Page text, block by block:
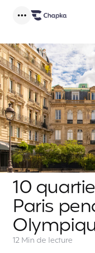
10
Paris
12 Min de lecture